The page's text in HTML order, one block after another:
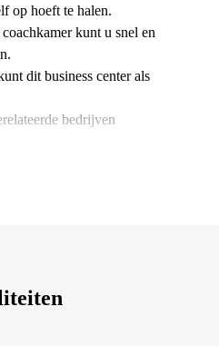
op hoeft te halen.
kunt u snel en
dit business center als
bedrijven